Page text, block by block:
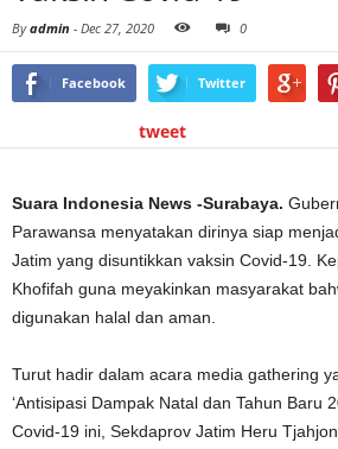
Byadmin - Dec 27, 2020 0
Facebook Twitter
tweet
Suara Indonesia News -Surabaya.
Parawansa menyatakan dirinya siap
Jatim yang disuntikkan vaksin Covid-19.
Khofifah guna meyakinkan masyarakat
digunakan halal dan aman.
Turut hadir dalam acara media gathering
‘Antisipasi Dampak Natal dan Tahun Baru
Covid-19 ini, Sekdaprov Jatim Heru